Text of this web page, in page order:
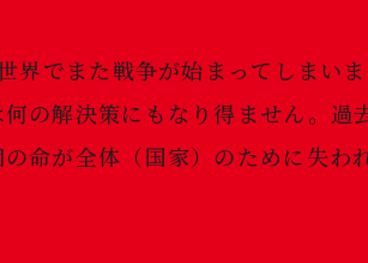
でまた戦争が始まってしまいま
の解決策にもなり得ません。過
命が全体（国家）のために失わ